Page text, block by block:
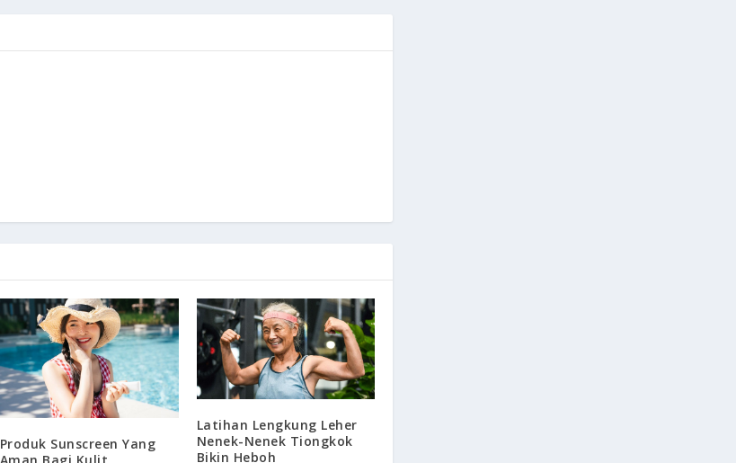
Produk Sunscreen Yang
Latihan Lengkung Leher
Nenek-Nenek Tiongkok
Bikin Heboh